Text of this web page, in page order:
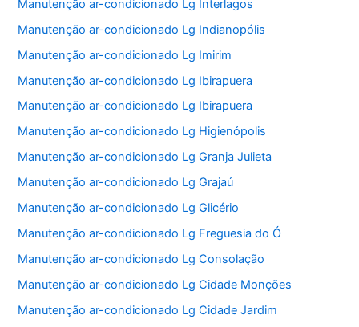
Manutenção ar-condicionado Lg Interlagos
Manutenção ar-condicionado Lg Indianopólis
Manutenção ar-condicionado Lg Imirim
Manutenção ar-condicionado Lg Ibirapuera
Manutenção ar-condicionado Lg Ibirapuera
Manutenção ar-condicionado Lg Higienópolis
Manutenção ar-condicionado Lg Granja Julieta
Manutenção ar-condicionado Lg Grajaú
Manutenção ar-condicionado Lg Glicério
Manutenção ar-condicionado Lg Freguesia do Ó
Manutenção ar-condicionado Lg Consolação
Manutenção ar-condicionado Lg Cidade Monções
Manutenção ar-condicionado Lg Cidade Jardim